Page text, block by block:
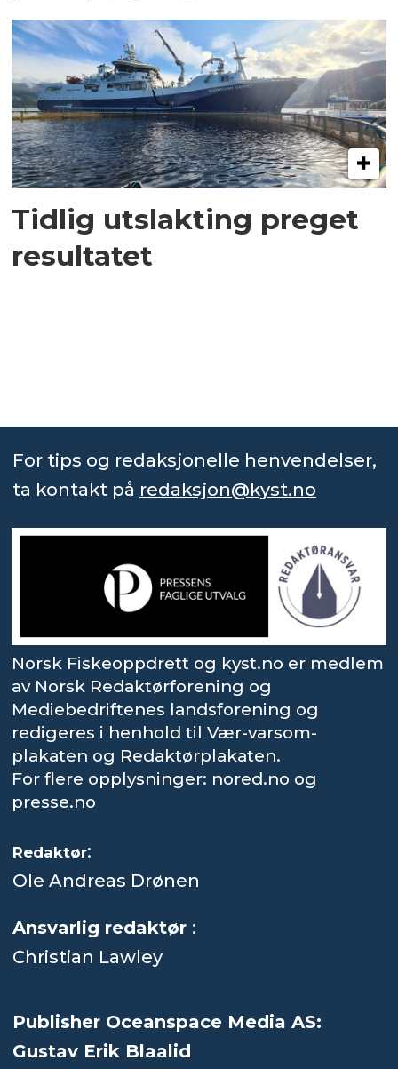
Tidlig utslakting preget
resultatet
For tips og redaksjonelle henvendelser,
ta kontakt på redaksjon@kyst.no
Norsk Fiskeoppdrett og kyst.no er medlem
av Norsk Redaktørforening og
Mediebedriftenes landsforening og
redigeres i henhold til Vær-varsom-
plakaten og Redaktørplakaten.
For flere opplysninger: nored.no og
presse.no
Redaktør:
Ole Andreas Drønen
Ansvarlig redaktør :
Christian Lawley
Publisher Oceanspace Media AS:
Gustav Erik Blaalid